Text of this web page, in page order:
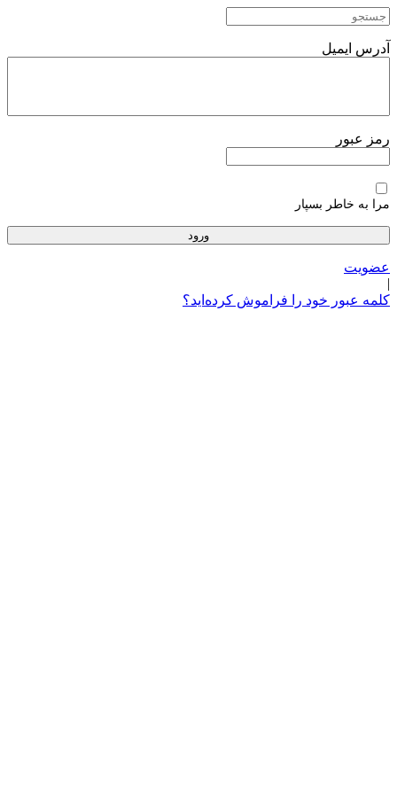
پرش
محتوا
آدرس ایمیل
رمز عبور
مرا به خاطر بسپار
عضویت
|
کلمه عبور خود را فراموش کرده‌اید؟